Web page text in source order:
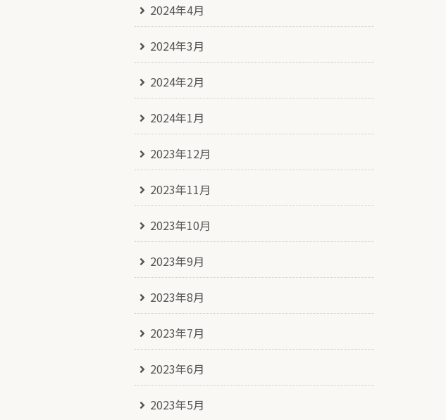
2024年4月
2024年3月
2024年2月
2024年1月
2023年12月
2023年11月
2023年10月
2023年9月
2023年8月
2023年7月
2023年6月
2023年5月